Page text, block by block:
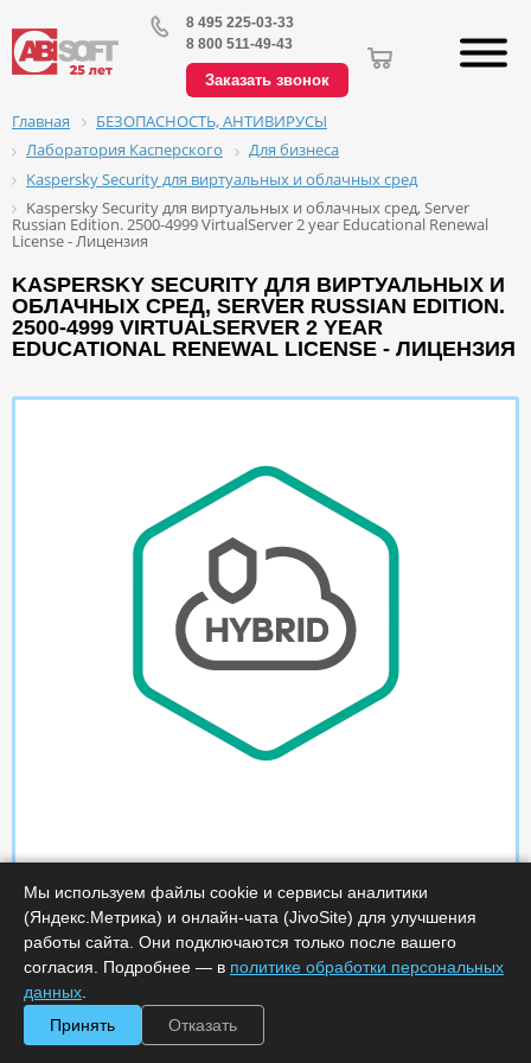
8 495 225-03-33
8 800 511-49-43
Заказать звонок
Главная
БЕЗОПАСНОСТЬ, АНТИВИРУСЫ
Лаборатория Касперского
Для бизнеса
Kaspersky Security для виртуальных и облачных сред
Kaspersky Security для виртуальных и облачных сред, Server
Russian Edition. 2500-4999 VirtualServer 2 year Educational Renewal
License - Лицензия
KASPERSKY SECURITY ДЛЯ ВИРТУАЛЬНЫХ И
ОБЛАЧНЫХ СРЕД, SERVER RUSSIAN EDITION.
2500-4999 VIRTUALSERVER 2 YEAR
EDUCATIONAL RENEWAL LICENSE - ЛИЦЕНЗИЯ
Характеристики
Мы используем файлы cookie и сервисы аналитики
(Яндекс.Метрика) и онлайн-чата (JivoSite) для улучшения
работы сайта. Они подключаются только после вашего
согласия. Подробнее — в политике обработки персональных
данных
Принять
Отказать